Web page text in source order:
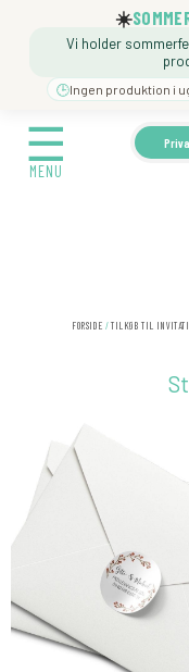
☀️
Vi holder
🕒Ingen produktion i
☰
MENU
☰
MENU
🍼 BARNEDÅB
FORSIDE /TILKØB TIL